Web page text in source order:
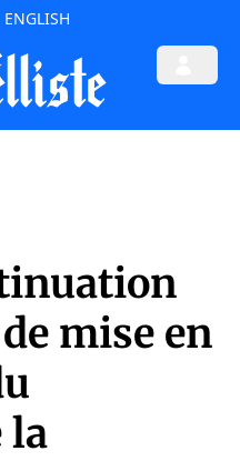
ENGLISH
mise en
la